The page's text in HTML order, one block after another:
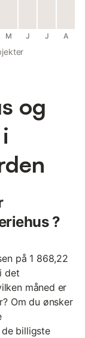
M J J A
og
?
på 1 868,22
det
måned er
Om du ønsker
billigste